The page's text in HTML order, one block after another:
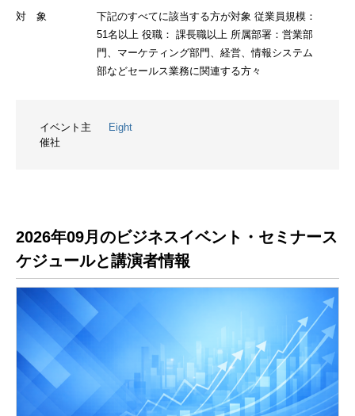
対 象
下記のすべてに該当する方が対象 従業員規模：
51名以上 役職： 課長職以上 所属部署：営業部
門、マーケティング部門、経営、情報システム
部などセールス業務に関連する方々
イベント主
催社
Eight
2026年09月のビジネスイベント・セミナース
ケジュールと講演者情報